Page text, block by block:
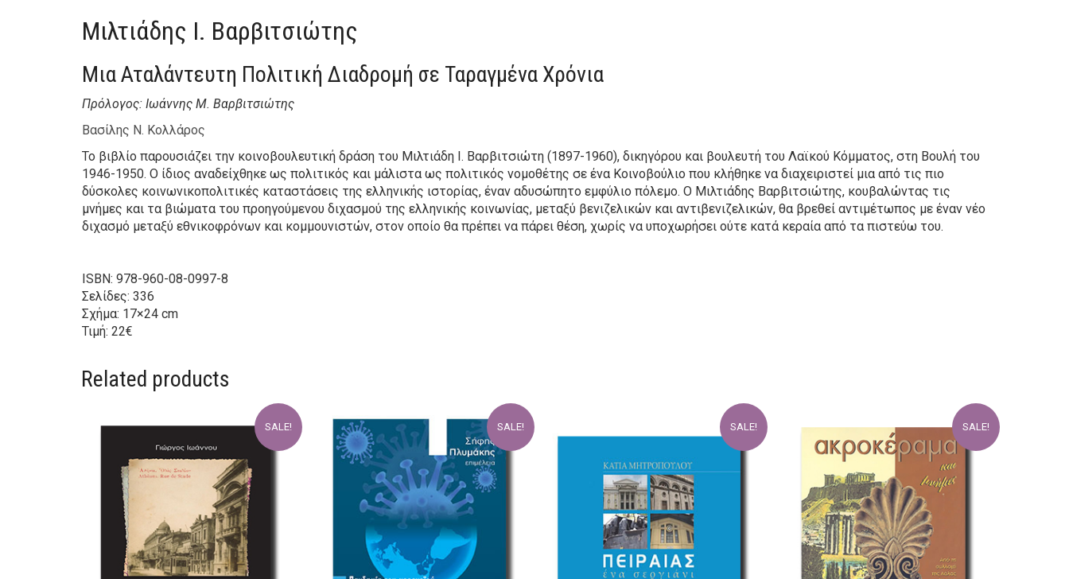
Μιλτιάδης Ι. Βαρβιτσιώτης
Μια Αταλάντευτη Πολιτική Διαδρομή σε Ταραγμένα Χρόνια
Πρόλογος: Ιωάννης Μ. Βαρβιτσιώτης
Βασίλης Ν. Κολλάρος
Το βιβλίο παρουσιάζει την κοινοβουλευτική δράση του Μιλτιάδη Ι. Βαρβιτσιώτη (1897-1960), δικηγόρου και βουλευτή του Λαϊκού Κόμματος, στη Βουλή του
1946-1950. Ο ίδιος αναδείχθηκε ως πολιτικός και μάλιστα ως πολιτικός νομοθέτης σε ένα Κοινοβούλιο που κλήθηκε να διαχειριστεί μια από τις πιο
δύσκολες κοινωνικοπολιτικές καταστάσεις της ελληνικής ιστορίας, έναν αδυσώπητο εμφύλιο πόλεμο. Ο Μιλτιάδης Βαρβιτσιώτης, κουβαλώντας τις
μνήμες και τα βιώματα του προηγούμενου διχασμού της ελληνικής κοινωνίας, μεταξύ βενιζελικών και αντιβενιζελικών, θα βρεθεί αντιμέτωπος με έναν νέο
διχασμό μεταξύ εθνικοφρόνων και κομμουνιστών, στον οποίο θα πρέπει να πάρει θέση, χωρίς να υποχωρήσει ούτε κατά κεραία από τα πιστεύω του.
ISBN: 978-960-08-0997-8
Σελίδες: 336
Σχήμα: 17×24 cm
Τιμή: 22€
Related products
SALE! SALE! SALE! SALE!